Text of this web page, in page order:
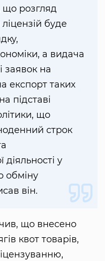
що розгляд
буде
а видача
заявок на
експорт таких
підставі
що
строк
у
обміну
він.
що внесено
квот товарів,